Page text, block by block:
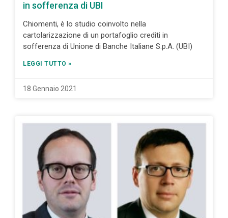
in sofferenza di UBI
Chiomenti, è lo studio coinvolto nella
cartolarizzazione di un portafoglio crediti in
sofferenza di Unione di Banche Italiane S.p.A. (UBI)
LEGGI TUTTO »
18 Gennaio 2021